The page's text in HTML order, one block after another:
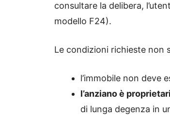
consultare la delibera,
modello F24).
Le condizioni richieste non
l’immobile non deve
l’anziano è
di lunga degenza in